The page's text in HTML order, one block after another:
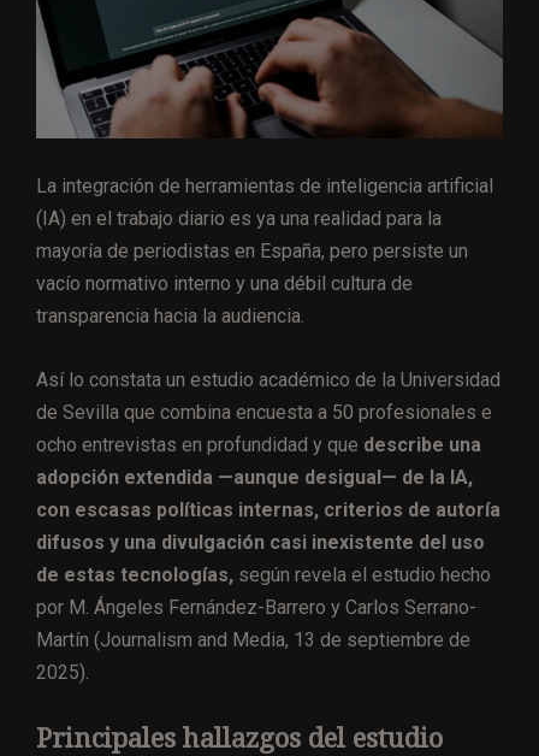
La integración de herramientas de inteligencia artificial
(IA) en el trabajo diario es ya una realidad para la
mayoría de periodistas en España, pero persiste un
vacío normativo interno y una débil cultura de
transparencia hacia la audiencia.
Así lo constata un estudio académico de la Universidad
de Sevilla que combina encuesta a 50 profesionales e
ocho entrevistas en profundidad y que describe una
adopción extendida —aunque desigual— de la IA,
con escasas políticas internas, criterios de autoría
difusos y una divulgación casi inexistente del uso
de estas tecnologías, según revela el estudio hecho
por M. Ángeles Fernández-Barrero y Carlos Serrano-
Martín (Journalism and Media, 13 de septiembre de
2025).
Principales hallazgos del estudio